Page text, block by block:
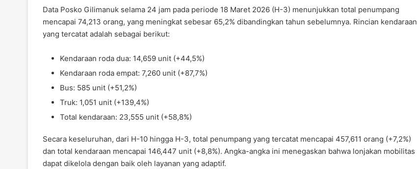
Data Posko Gilimanuk selama 24 jam pada periode 18 Maret 2026 (H-3) menunjukkan total penumpang
mencapai 74,213 orang, yang meningkat sebesar 65,2% dibandingkan tahun sebelumnya. Rincian kendaraan
yang tercatat adalah sebagai berikut:
Kendaraan roda dua: 14,659 unit (+44,5%)
Kendaraan roda empat: 7,260 unit (+87,7%)
Bus: 585 unit (+51,2%)
Truk: 1,051 unit (+139,4%)
Total kendaraan: 23,555 unit (+58,8%)
Secara keseluruhan, dari H-10 hingga H-3, total penumpang yang tercatat mencapai 457,611 orang (+7,2%)
dan total kendaraan mencapai 146,447 unit (+8,8%). Angka-angka ini menegaskan bahwa lonjakan mobilitas
dapat dikelola dengan baik oleh layanan yang adaptif.